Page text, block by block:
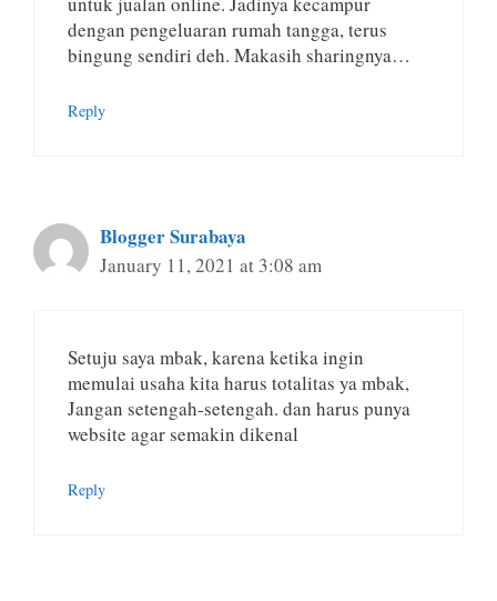
dengan pengeluaran rumah tangga, terus
bingung sendiri deh. Makasih sharingnya…
Reply
Blogger Surabaya
January 11, 2021 at 3:08 am
Setuju saya mbak, karena ketika ingin
memulai usaha kita harus totalitas ya mbak,
Jangan setengah-setengah. dan harus punya
website agar semakin dikenal
Reply